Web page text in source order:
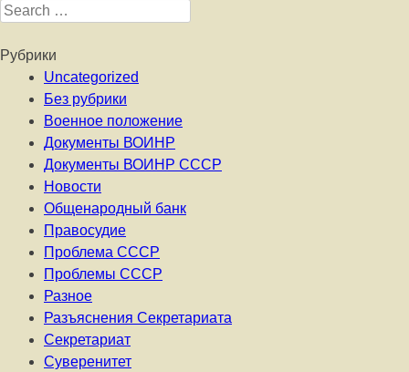
Search for:
Рубрики
Uncategorized
Без рубрики
Военное положение
Документы ВОИНР
Документы ВОИНР СССР
Новости
Общенародный банк
Правосудие
Проблема СССР
Проблемы СССР
Разное
Разъяснения Секретариата
Секретариат
Суверенитет